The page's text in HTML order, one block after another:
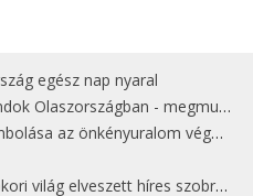
egész nap nyaral
- megmutatjuk a 15 legjobbat
az önkényuralom végét jelentette
elveszett híres szobrának másolatát